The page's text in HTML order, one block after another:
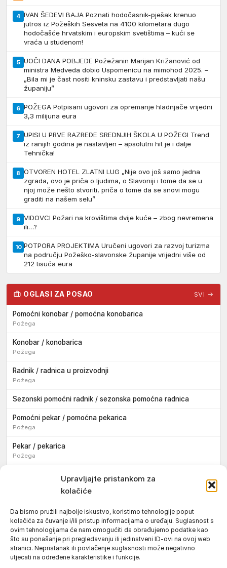
Upravljajte pristankom za
kolačiće
Da bismo pružili najbolje iskustvo, koristimo tehnologije poput
kolačića za čuvanje i/ili pristup informacijama o uređaju. Suglasnost s
ovim tehnologijama će nam omogućiti da obrađujemo podatke kao
što su ponašanje pri pregledavanju ili jedinstveni ID-ovi na ovoj web
stranici. Nepristanak ili povlačenje suglasnosti može negativno
utjecati na određene karakteristike i funkcije.
4 IVAN ŠEDEVI BAJA Poznati hodočasnik-pješak krenuo
jutros iz Požeških Sesveta na 4100 kilometara dugo
hodočašće hrvatskim i europskim svetištima – kući se
vraća u studenom!
5 UOČI DANA POBJEDE Požežanin Marijan Križanović od
ministra Medveda dobio Uspomenicu na mimohod 2025. –
„Bila mi je čast nositi kninsku zastavu i predstavljati našu
županiju”
6 POŽEGA Potpisani ugovori za opremanje hladnjače vrijedni
3,3 milijuna eura
7 UPISI U PRVE RAZREDE SREDNJIH ŠKOLA U POŽEGI Trend
iz ranijih godina je nastavljen – apsolutni hit je i dalje
Tehnička!
8 OTVOREN HOTEL ZLATNI LUG „Nije ovo još samo jedna
zgrada, ovo je priča o ljudima, o Slavoniji i tome da se u
njoj može nešto stvoriti, priča o tome da se snovi mogu
graditi na našem selu”
9 VIDOVCI Požari na krovištima dvije kuće – zbog nevremena
ili…?
10 POTPORA PROJEKTIMA Uručeni ugovori za razvoj turizma
na području Požeško-slavonske županije vrijedni više od
212 tisuća eura
OGLASI ZA POSAO SVI →
Pomoćni konobar / pomoćna konobarica
Požega
Konobar / konobarica
Požega
Radnik / radnica u proizvodnji
Požega
Sezonski pomoćni radnik / sezonska pomoćna radnica
Pomoćni pekar / pomoćna pekarica
Požega
Pekar / pekarica
Požega
Konobar / konobarica
Tokar / tokarica
Jakšić
Njegovatelj / njegovateljica starijih i nemoćnih osoba
Resnik